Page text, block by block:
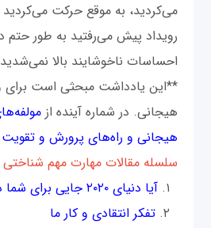
می‌کردید، به موقع حرکت می‌کردید
رویداد پیش می‌رفتید به طور حتم
احساسات ناخوشایند بالا
**این یادداشت مبحثی است
هیجانی. در شماره آینده از
هیجانی و راه‌های پرورش و
سلسله مقالات مهارت مهم شناختی
آیا دنیای ۲۰۲۰ جایی برای شما ذخیره خواهد کرد؟
تفکر انتقادی و کار ما